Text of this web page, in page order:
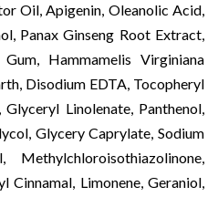
Oil, Apigenin, Oleanolic Acid,
Panax Ginseng Root Extract,
Hammamelis Virginiana
Disodium EDTA, Tocopheryl
Linolenate, Panthenol,
Glycery Caprylate, Sodium
Cinnamal, Limonene, Geraniol,